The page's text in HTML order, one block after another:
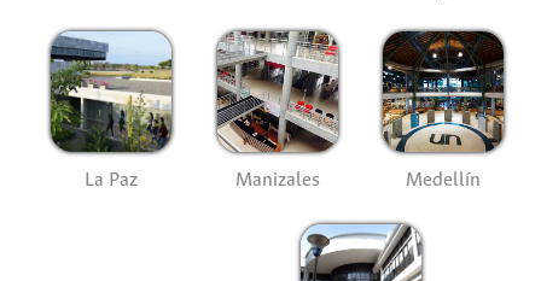
La Paz Manizales Medellín